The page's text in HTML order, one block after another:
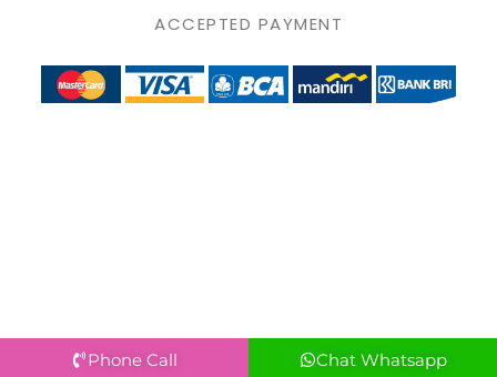
ACCEPTED PAYMENT
Phone Call Chat Whatsapp